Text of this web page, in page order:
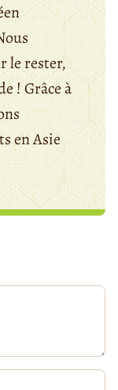
le rester,
! Grâce à
en Asie